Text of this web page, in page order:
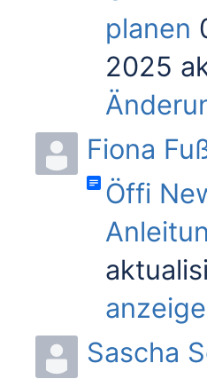
planen
2025
Fiona
Öffi
Sascha